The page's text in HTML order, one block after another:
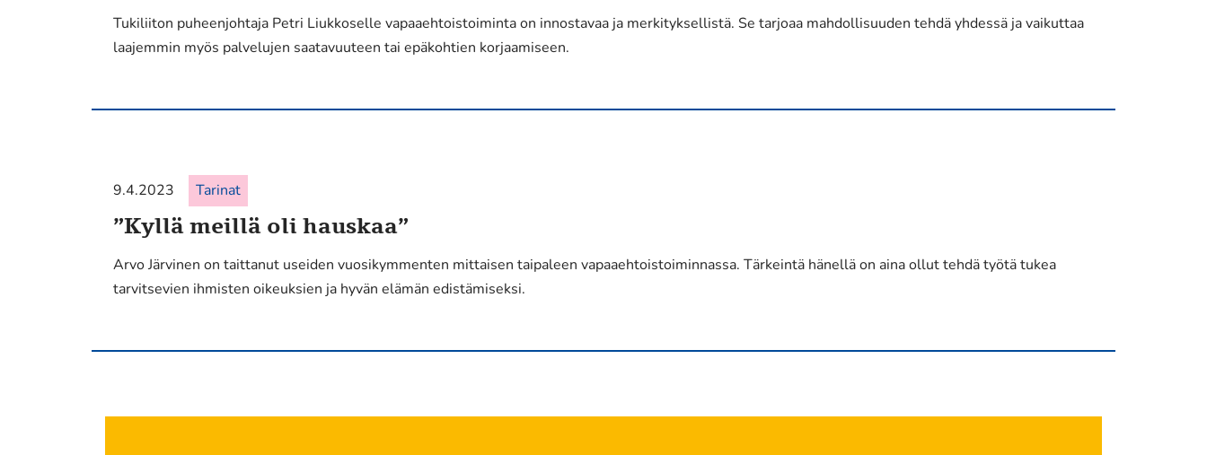
Tukiliiton puheenjohtaja Petri Liukkoselle vapaaehtoistoiminta on innostavaa ja merkityksellistä. Se tarjoaa mahdollisuuden tehdä yhdessä ja vaikuttaa
laajemmin myös palvelujen saatavuuteen tai epäkohtien korjaamiseen.
9.4.2023 Tarinat
”Kyllä meillä oli hauskaa”
Arvo Järvinen on taittanut useiden vuosikymmenten mittaisen taipaleen vapaaehtoistoiminnassa. Tärkeintä hänellä on aina ollut tehdä työtä tukea
tarvitsevien ihmisten oikeuksien ja hyvän elämän edistämiseksi.